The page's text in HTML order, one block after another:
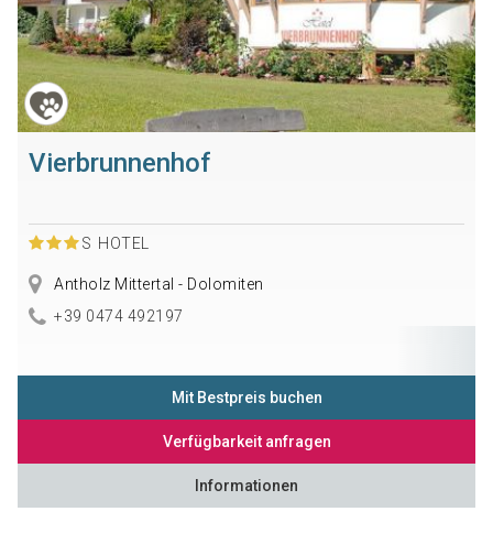
Vierbrunnenhof
S HOTEL
Antholz Mittertal - Dolomiten
+39 0474 492197
Mit Bestpreis buchen
Verfügbarkeit anfragen
Informationen